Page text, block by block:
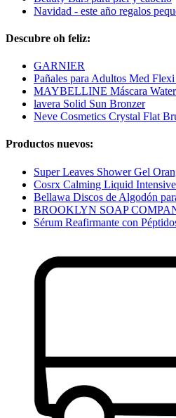
Navidad - este año regalos
Descubre oh feliz:
GARNIER
Pañales para Adultos Med
MAYBELLINE Máscara
lavera Solid Sun Bronzer
Neve Cosmetics Crystal Flat
Productos nuevos:
Super Leaves Shower Gel
Cosrx Calming Liquid Intensive
Bellawa Discos de Algodón
BROOKLYN SOAP
Sérum Reafirmante con